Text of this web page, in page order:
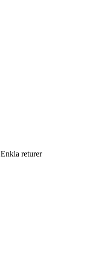
Enkla returer